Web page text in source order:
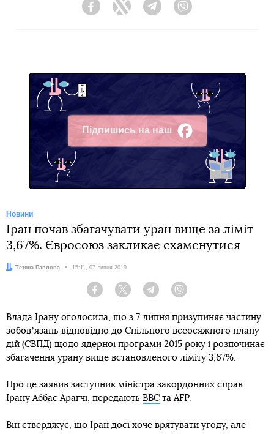
FacebookTwitter Telegram
Підпишись на наш
Facebook
Новини
Іран почав збагачувати уран вище за ліміт
3,67%. Євросоюз закликає схаменутися
Автор:
Тетяна Павлова Дата:
15:11, 07 липня 2019
Facebook Twitter Telegram
Влада Ірану оголосила, що з 7 липня призупиняє частину
зобовʼязань відповідно до Спільного всеосяжного плану
дій (СВПД) щодо ядерної програми 2015 року і розпочинає
збагачення урану вище встановленого ліміту 3,67%.
Про це заявив заступник міністра закордонних справ
Ірану Аббас Арагчі, передають BBC та AFP.
Він стверджує, що Іран досі хоче врятувати угоду, але